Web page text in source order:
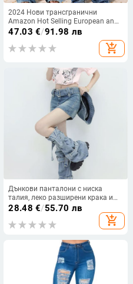
2024 Нови трансгранични
Amazon Hot Selling European and
American 80053 Дамски
всички възрасти
47.03 €/91.98 лв
add_shopping_cart
Дънкови панталони с ниска
талия, леко разширени крака и
колажен дизайн
28.48 €/55.70 лв
add_shopping_cart